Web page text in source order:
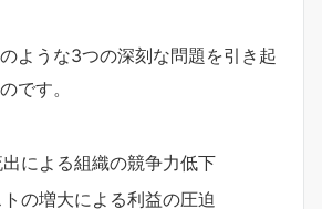
ような3つの深刻な問題を引き起
です。
による組織の競争力低下
の増大による利益の圧迫